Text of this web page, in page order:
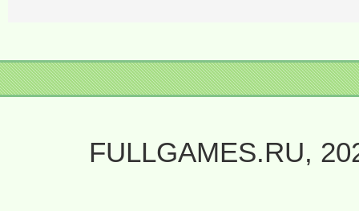
FULLGAMES.RU,